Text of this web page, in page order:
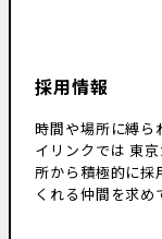
採用情報
時間や場所に縛ら
イリンクでは 東
所から積極的に採
くれる仲間を求め